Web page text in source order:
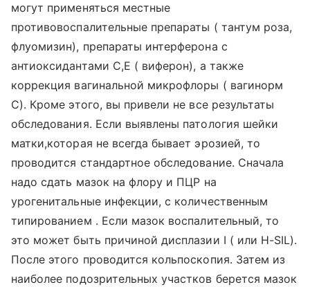
могут применяться местные
противовоспалительные препараты ( тантум роза,
флуомизин), препараты интерферона с
антиоксидантами С,Е ( виферон), а также
коррекция вагинальной микрофлоры ( вагинорм
С). Кроме этого, вы привели не все результаты
обследования. Если выявлены патология шейки
матки,которая не всегда бывает эрозией, то
проводится стандартное обследование. Сначала
надо сдать мазок на флору и ПЦР на
урогенитальные инфекции, с количественным
типированием . Если мазок воспалительный, то
это может быть причиной дисплазии I ( или H-SIL).
После этого проводится кольпоскопия. Затем из
наиболее подозрительных участков берется мазок